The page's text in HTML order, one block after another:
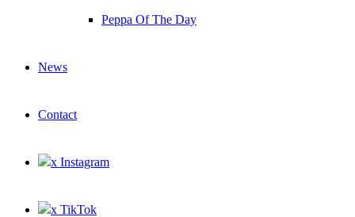
Peppa Of The Day
News
Contact
x Instagram
x TikTok